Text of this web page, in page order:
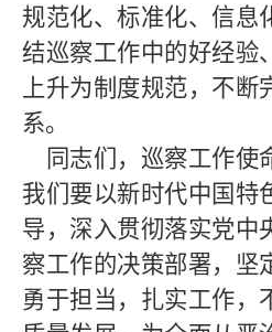
规范化、标准化、信息
结巡察工作中的好经验
上升为制度规范，不
系。
同志们，巡察工作使
我们要以新时代中国特
导，深入贯彻落实党中
察工作的决策部署，坚
勇于担当，扎实工作，